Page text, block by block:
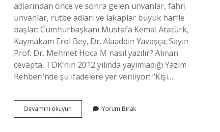
adlarından önce ve sonra gelen unvanlar, fahri
unvanlar, rütbe adları ve lakaplar büyük harfle
başlar: Cumhurbaşkanı Mustafa Kemal Atatürk,
Kaymakam Erol Bey, Dr. Alaaddin Yavaşça; Sayın
Prof. Dr. Mehmet Hoca M nasıl yazılır? Alınan
cevapta, TDK’nın 2012 yılında yayımladığı Yazım
Rehberi’nde şu ifadelere yer veriliyor: “Kişi…
Devamını okuyun
Hocanın
Yorum Bırak